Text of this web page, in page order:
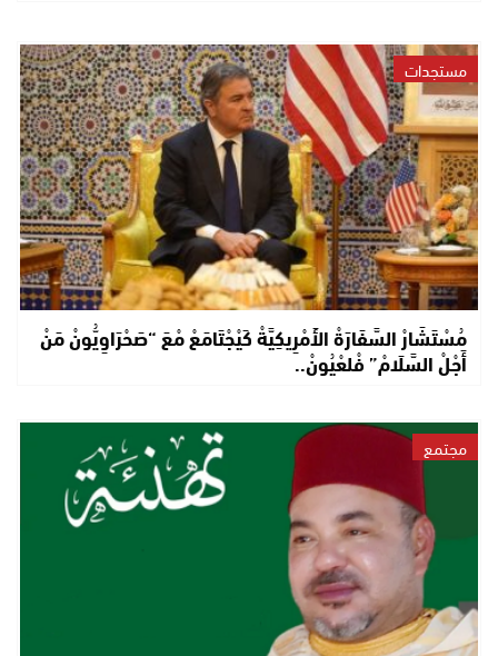
مستجدات
مُسْتَشَارْ السَّفَارَةْ الأَمْرِيكِيَّةْ كَيْجْتَامَعْ مْعَ “صَحْرَاوِيُّونْ مَنْ
أَجْلْ السَّلَامْ” فْلعْيُونْ..
مجتمع